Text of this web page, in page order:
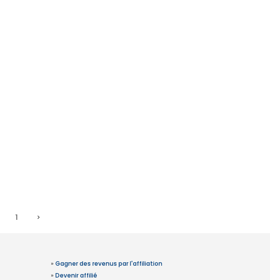
1
» Gagner des revenus par l'affiliation
» Devenir affilié